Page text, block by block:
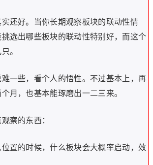
还好。当你长期观察板块的联动性情
选出哪些板块的联动性特别好，而这个
。
一些，看个人的悟性。不过基本上，再
月，也基本能琢磨出一二三来。
察的东西：
置的时候，什么板块会大概率启动，效